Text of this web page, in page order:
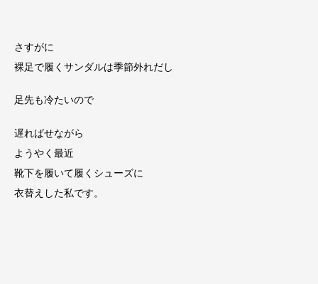
さすがに
裸足で履くサンダルは季節外れだし
足先も冷たいので
遅ればせながら
ようやく最近
靴下を履いて履くシューズに
衣替えした私です。